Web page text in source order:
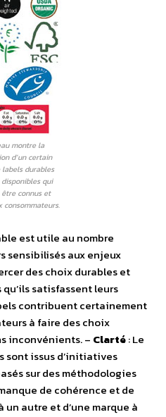
montre la
d’un certain
labels durables
qui
connus et
consommateurs.
est utile au nombre
sensibilisés aux enjeux
des choix durables et
satisfassent leurs
contribuent certainement
à faire des choix
inconvénients. – Clarté: Le
sont issus d’initiatives
sur des méthodologies
de cohérence et de
autre et d’une marque à